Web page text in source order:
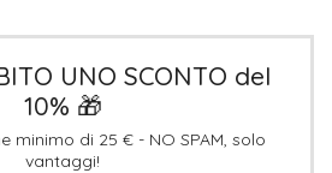
UNO SCONTO del
10% 🎁
minimo di 25 € - NO SPAM, solo
vantaggi!